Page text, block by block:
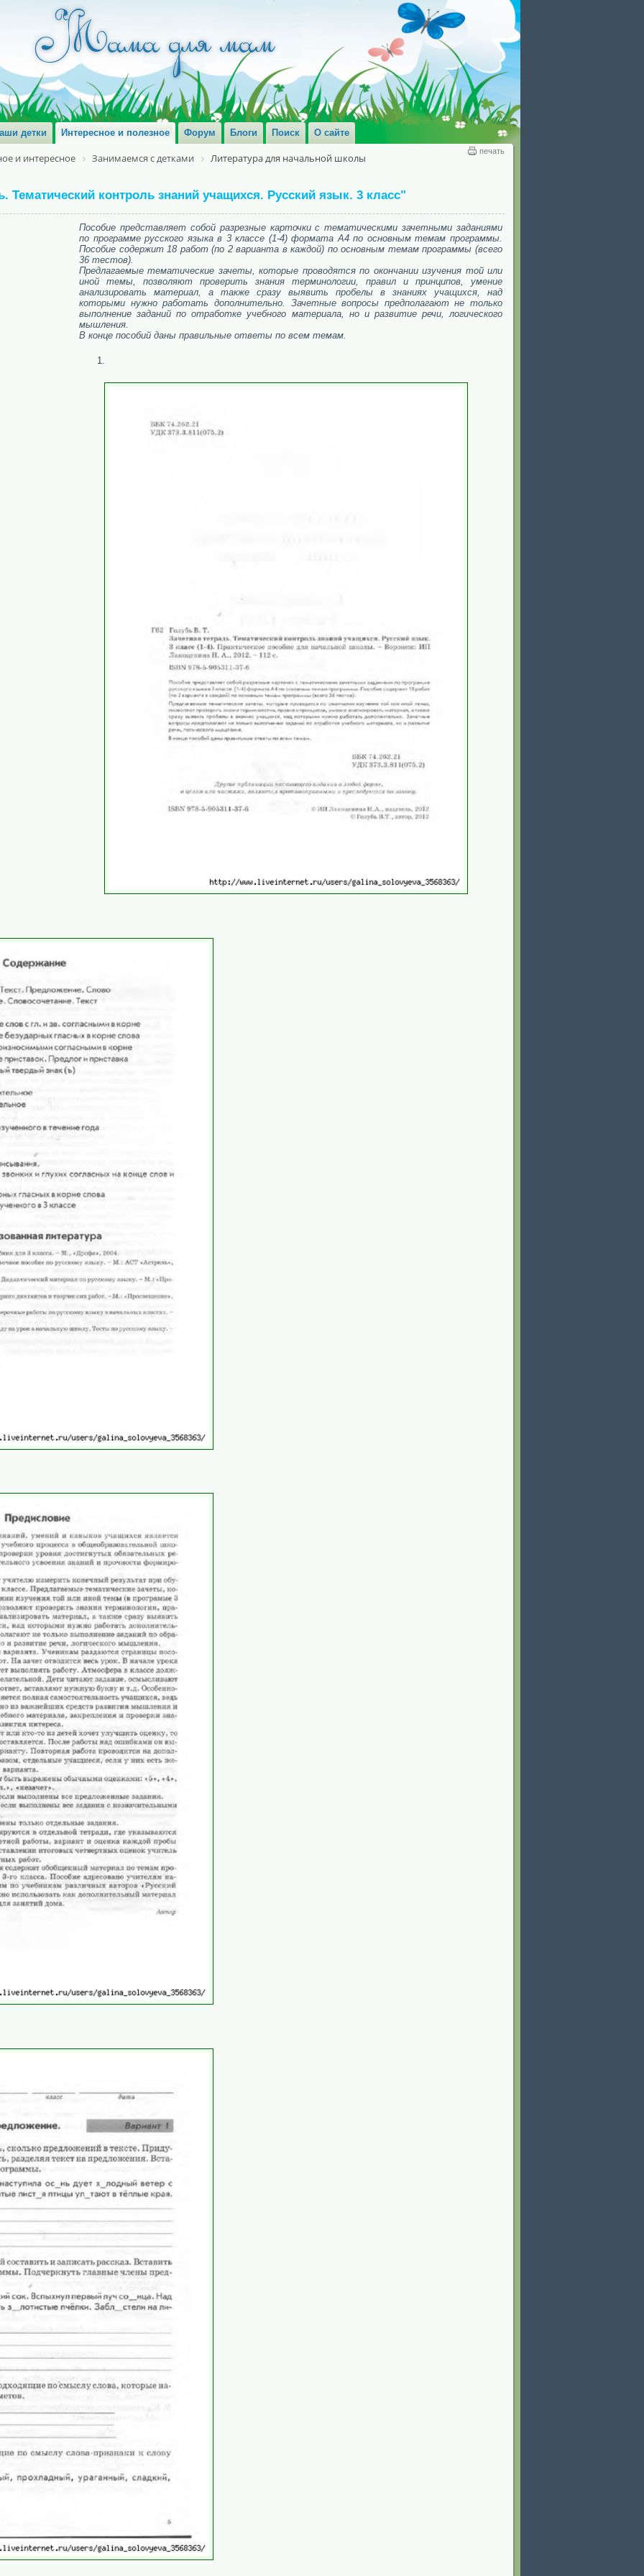
детки Интересное и полезное Форум Блоги Поиск О сайте
печать
и интересное Занимаемся с детками Литература для начальной школы
Тематический контроль знаний учащихся. Русский язык. 3 класс"
Пособие представляет собой разрезные карточки с тематическими зачетными заданиями
по программе русского языка в 3 классе (1-4) формата А4 по основным темам программы.
Пособие содержит 18 работ (по 2 варианта в каждой) по основным темам программы (всего
36 тестов).
Предлагаемые тематические зачеты, которые проводятся по окончании изучения той или
иной темы, позволяют проверить знания терминологии, правил и принципов, умение
анализировать материал, а также сразу выявить пробелы в знаниях учащихся, над
которыми нужно работать дополнительно. Зачетные вопросы предполагают не только
выполнение заданий по отработке учебного материала, но и развитие речи, логического
мышления.
В конце пособий даны правильные ответы по всем темам.
1.